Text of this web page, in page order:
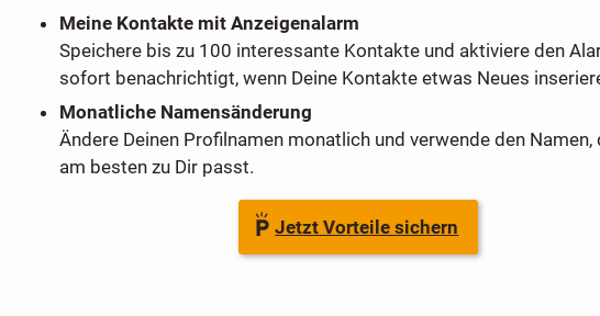
Meine Kontakte mit Anzeigenalarm
Speichere bis zu 100 interessante Kontakte und aktiviere den
sofort benachrichtigt, wenn Deine Kontakte etwas Neues
Monatliche Namensänderung
Ändere Deinen Profilnamen monatlich und verwende den Namen,
am besten zu Dir passt.
Jetzt Vorteile sichern